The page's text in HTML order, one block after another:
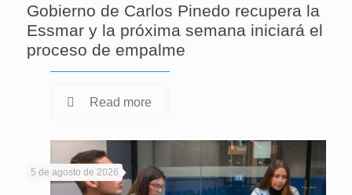
Gobierno de Carlos Pinedo recupera la
Essmar y la próxima semana iniciará el
proceso de empalme
Read more
5 de agosto de 2026